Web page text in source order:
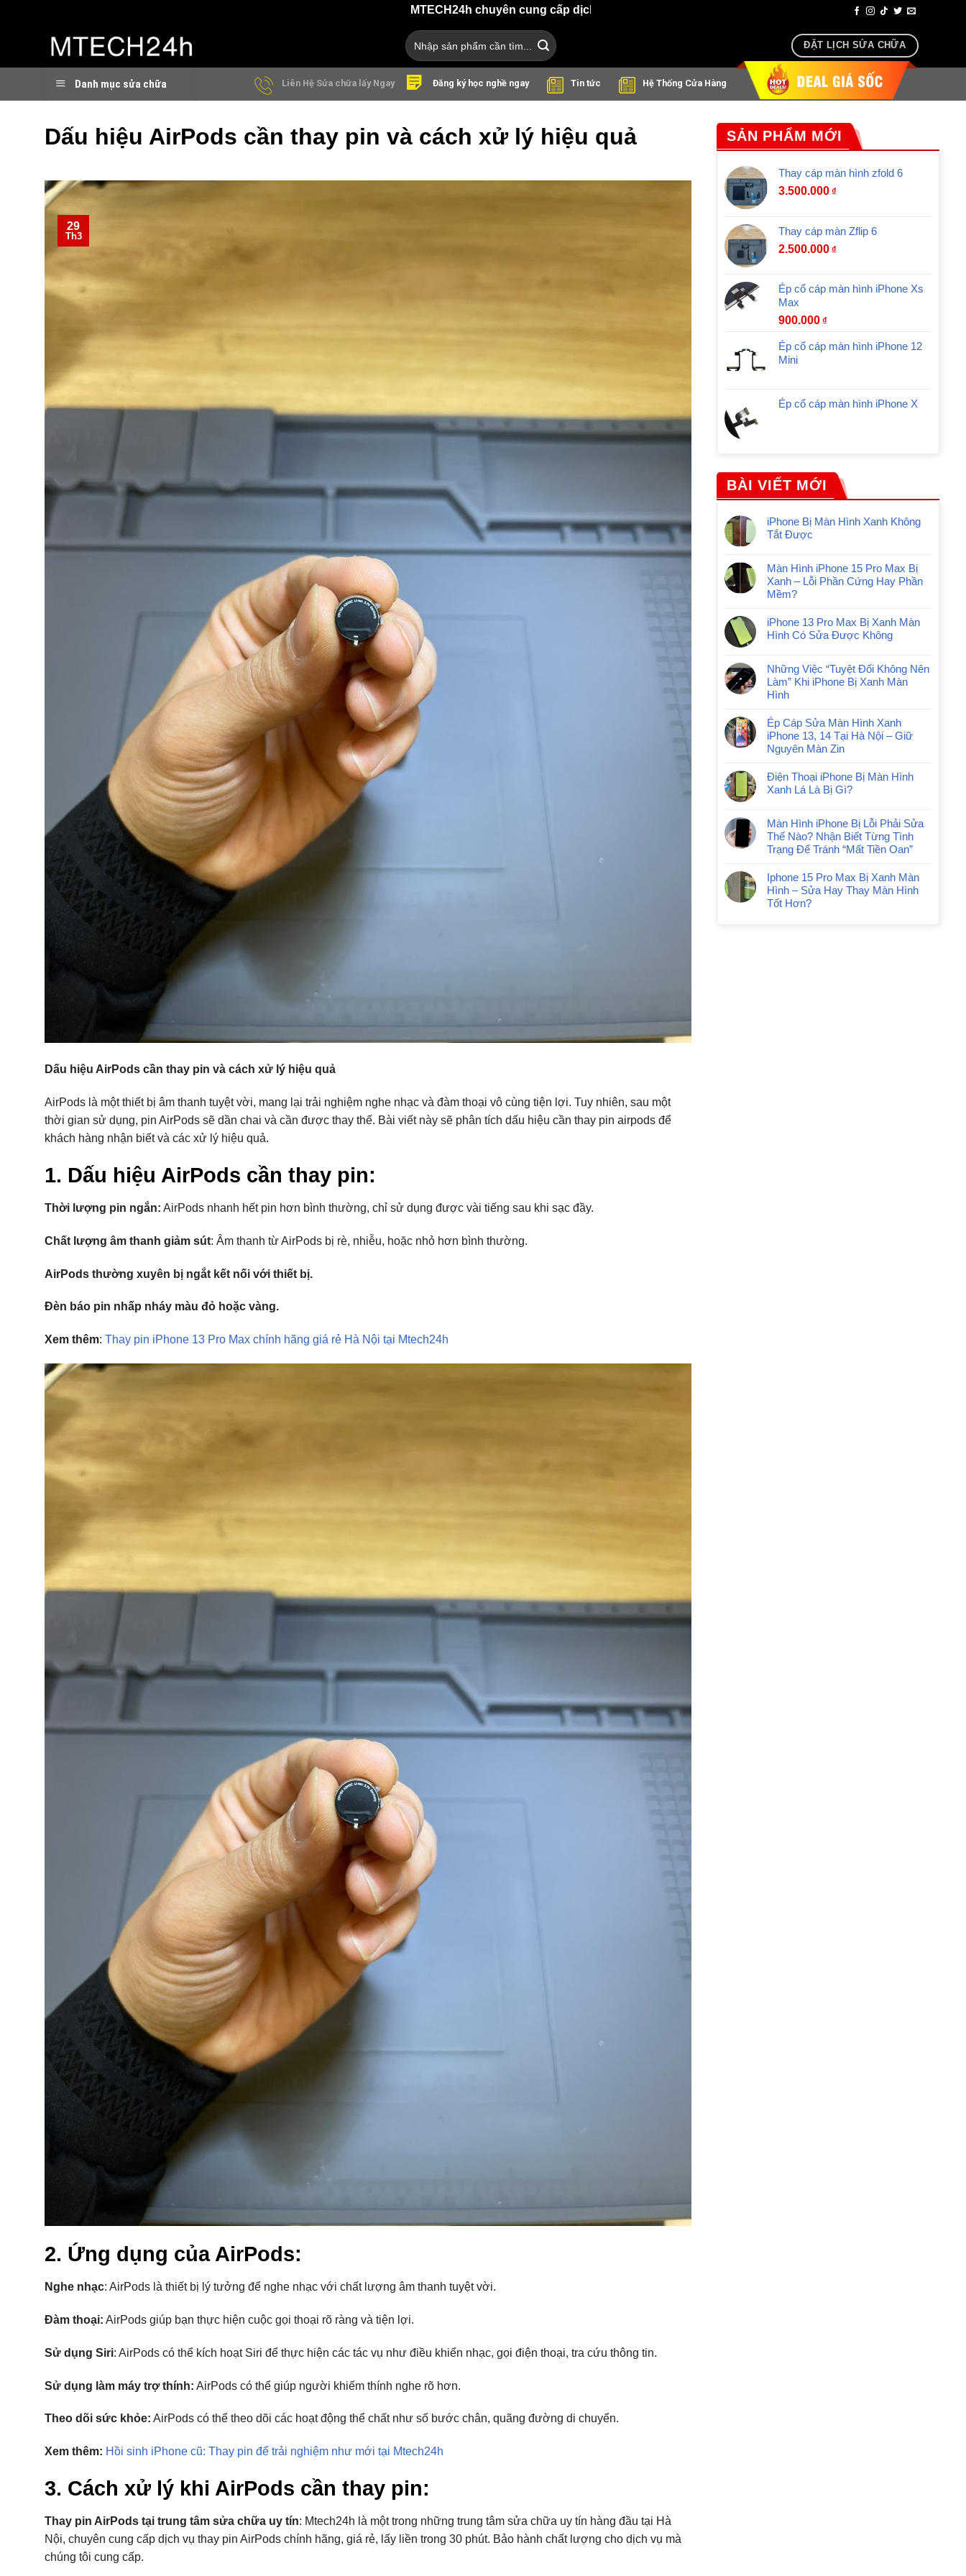
MTECH24h chuyên cung cấp dịch vụ sửa chữa điện thoại, airpods lấy ngay sau 30 phút
Search
for:
ĐẶT LỊCH SỬA CHỮA
Danh mục sửa chữa Liên Hệ Sửa chữa lấy Ngay Đăng ký học nghề ngay Tin tức Hệ Thống Cửa Hàng
Dấu hiệu AirPods cần thay pin và cách xử lý hiệu quả
29
Th3
Dấu hiệu AirPods cần thay pin và cách xử lý hiệu quả
AirPods là một thiết bị âm thanh tuyệt vời, mang lại trải nghiệm nghe nhạc và đàm thoại vô cùng tiện lợi. Tuy nhiên, sau một
thời gian sử dụng, pin AirPods sẽ dần chai và cần được thay thế. Bài viết này sẽ phân tích dấu hiệu cần thay pin airpods để
khách hàng nhận biết và các xử lý hiệu quả.
1. Dấu hiệu AirPods cần thay pin:
Thời lượng pin ngắn: AirPods nhanh hết pin hơn bình thường, chỉ sử dụng được vài tiếng sau khi sạc đầy.
Chất lượng âm thanh giảm sút: Âm thanh từ AirPods bị rè, nhiễu, hoặc nhỏ hơn bình thường.
AirPods thường xuyên bị ngắt kết nối với thiết bị.
Đèn báo pin nhấp nháy màu đỏ hoặc vàng.
Xem thêm: Thay pin iPhone 13 Pro Max chính hãng giá rẻ Hà Nội tại Mtech24h
2. Ứng dụng của AirPods:
Nghe nhạc: AirPods là thiết bị lý tưởng để nghe nhạc với chất lượng âm thanh tuyệt vời.
Đàm thoại: AirPods giúp bạn thực hiện cuộc gọi thoại rõ ràng và tiện lợi.
Sử dụng Siri: AirPods có thể kích hoạt Siri để thực hiện các tác vụ như điều khiển nhạc, gọi điện thoại, tra cứu thông tin.
Sử dụng làm máy trợ thính: AirPods có thể giúp người khiếm thính nghe rõ hơn.
Theo dõi sức khỏe: AirPods có thể theo dõi các hoạt động thể chất như số bước chân, quãng đường di chuyển.
Xem thêm: Hồi sinh iPhone cũ: Thay pin để trải nghiệm như mới tại Mtech24h
3. Cách xử lý khi AirPods cần thay pin:
Thay pin AirPods tại trung tâm sửa chữa uy tín: Mtech24h là một trong những trung tâm sửa chữa uy tín hàng đầu tại Hà
Nội, chuyên cung cấp dịch vụ thay pin AirPods chính hãng, giá rẻ, lấy liền trong 30 phút. Bảo hành chất lượng cho dịch vụ mà
chúng tôi cung cấp.
SẢN PHẨM MỚI
Thay cáp màn hình zfold 6
3.500.000 ₫
Thay cáp màn Zflip 6
2.500.000 ₫
Ép cổ cáp màn hình iPhone Xs
Max
900.000 ₫
Ép cổ cáp màn hình iPhone 12
Mini
Ép cổ cáp màn hình iPhone X
BÀI VIẾT MỚI
iPhone Bị Màn Hình Xanh Không
Tắt Được
Màn Hình iPhone 15 Pro Max Bị
Xanh – Lỗi Phần Cứng Hay Phần
Mềm?
iPhone 13 Pro Max Bị Xanh Màn
Hình Có Sửa Được Không
Những Việc “Tuyệt Đối Không Nên
Làm” Khi iPhone Bị Xanh Màn
Hình
Ép Cáp Sửa Màn Hình Xanh
iPhone 13, 14 Tại Hà Nội – Giữ
Nguyên Màn Zin
Điện Thoại iPhone Bị Màn Hình
Xanh Lá Là Bị Gì?
Màn Hình iPhone Bị Lỗi Phải Sửa
Thế Nào? Nhận Biết Từng Tình
Trạng Để Tránh “Mất Tiền Oan”
Iphone 15 Pro Max Bị Xanh Màn
Hình – Sửa Hay Thay Màn Hình
Tốt Hơn?